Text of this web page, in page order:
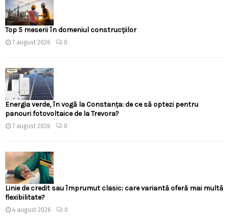
Top 5 meserii în domeniul construcțiilor
7 august 2026 0
Energia verde, în vogă la Constanța: de ce să optezi pentru
panouri fotovoltaice de la Trevora?
7 august 2026 0
Linie de credit sau împrumut clasic: care variantă oferă mai multă
flexibilitate?
4 august 2026 0